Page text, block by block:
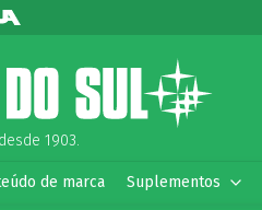
1903.
de marca Suplementos